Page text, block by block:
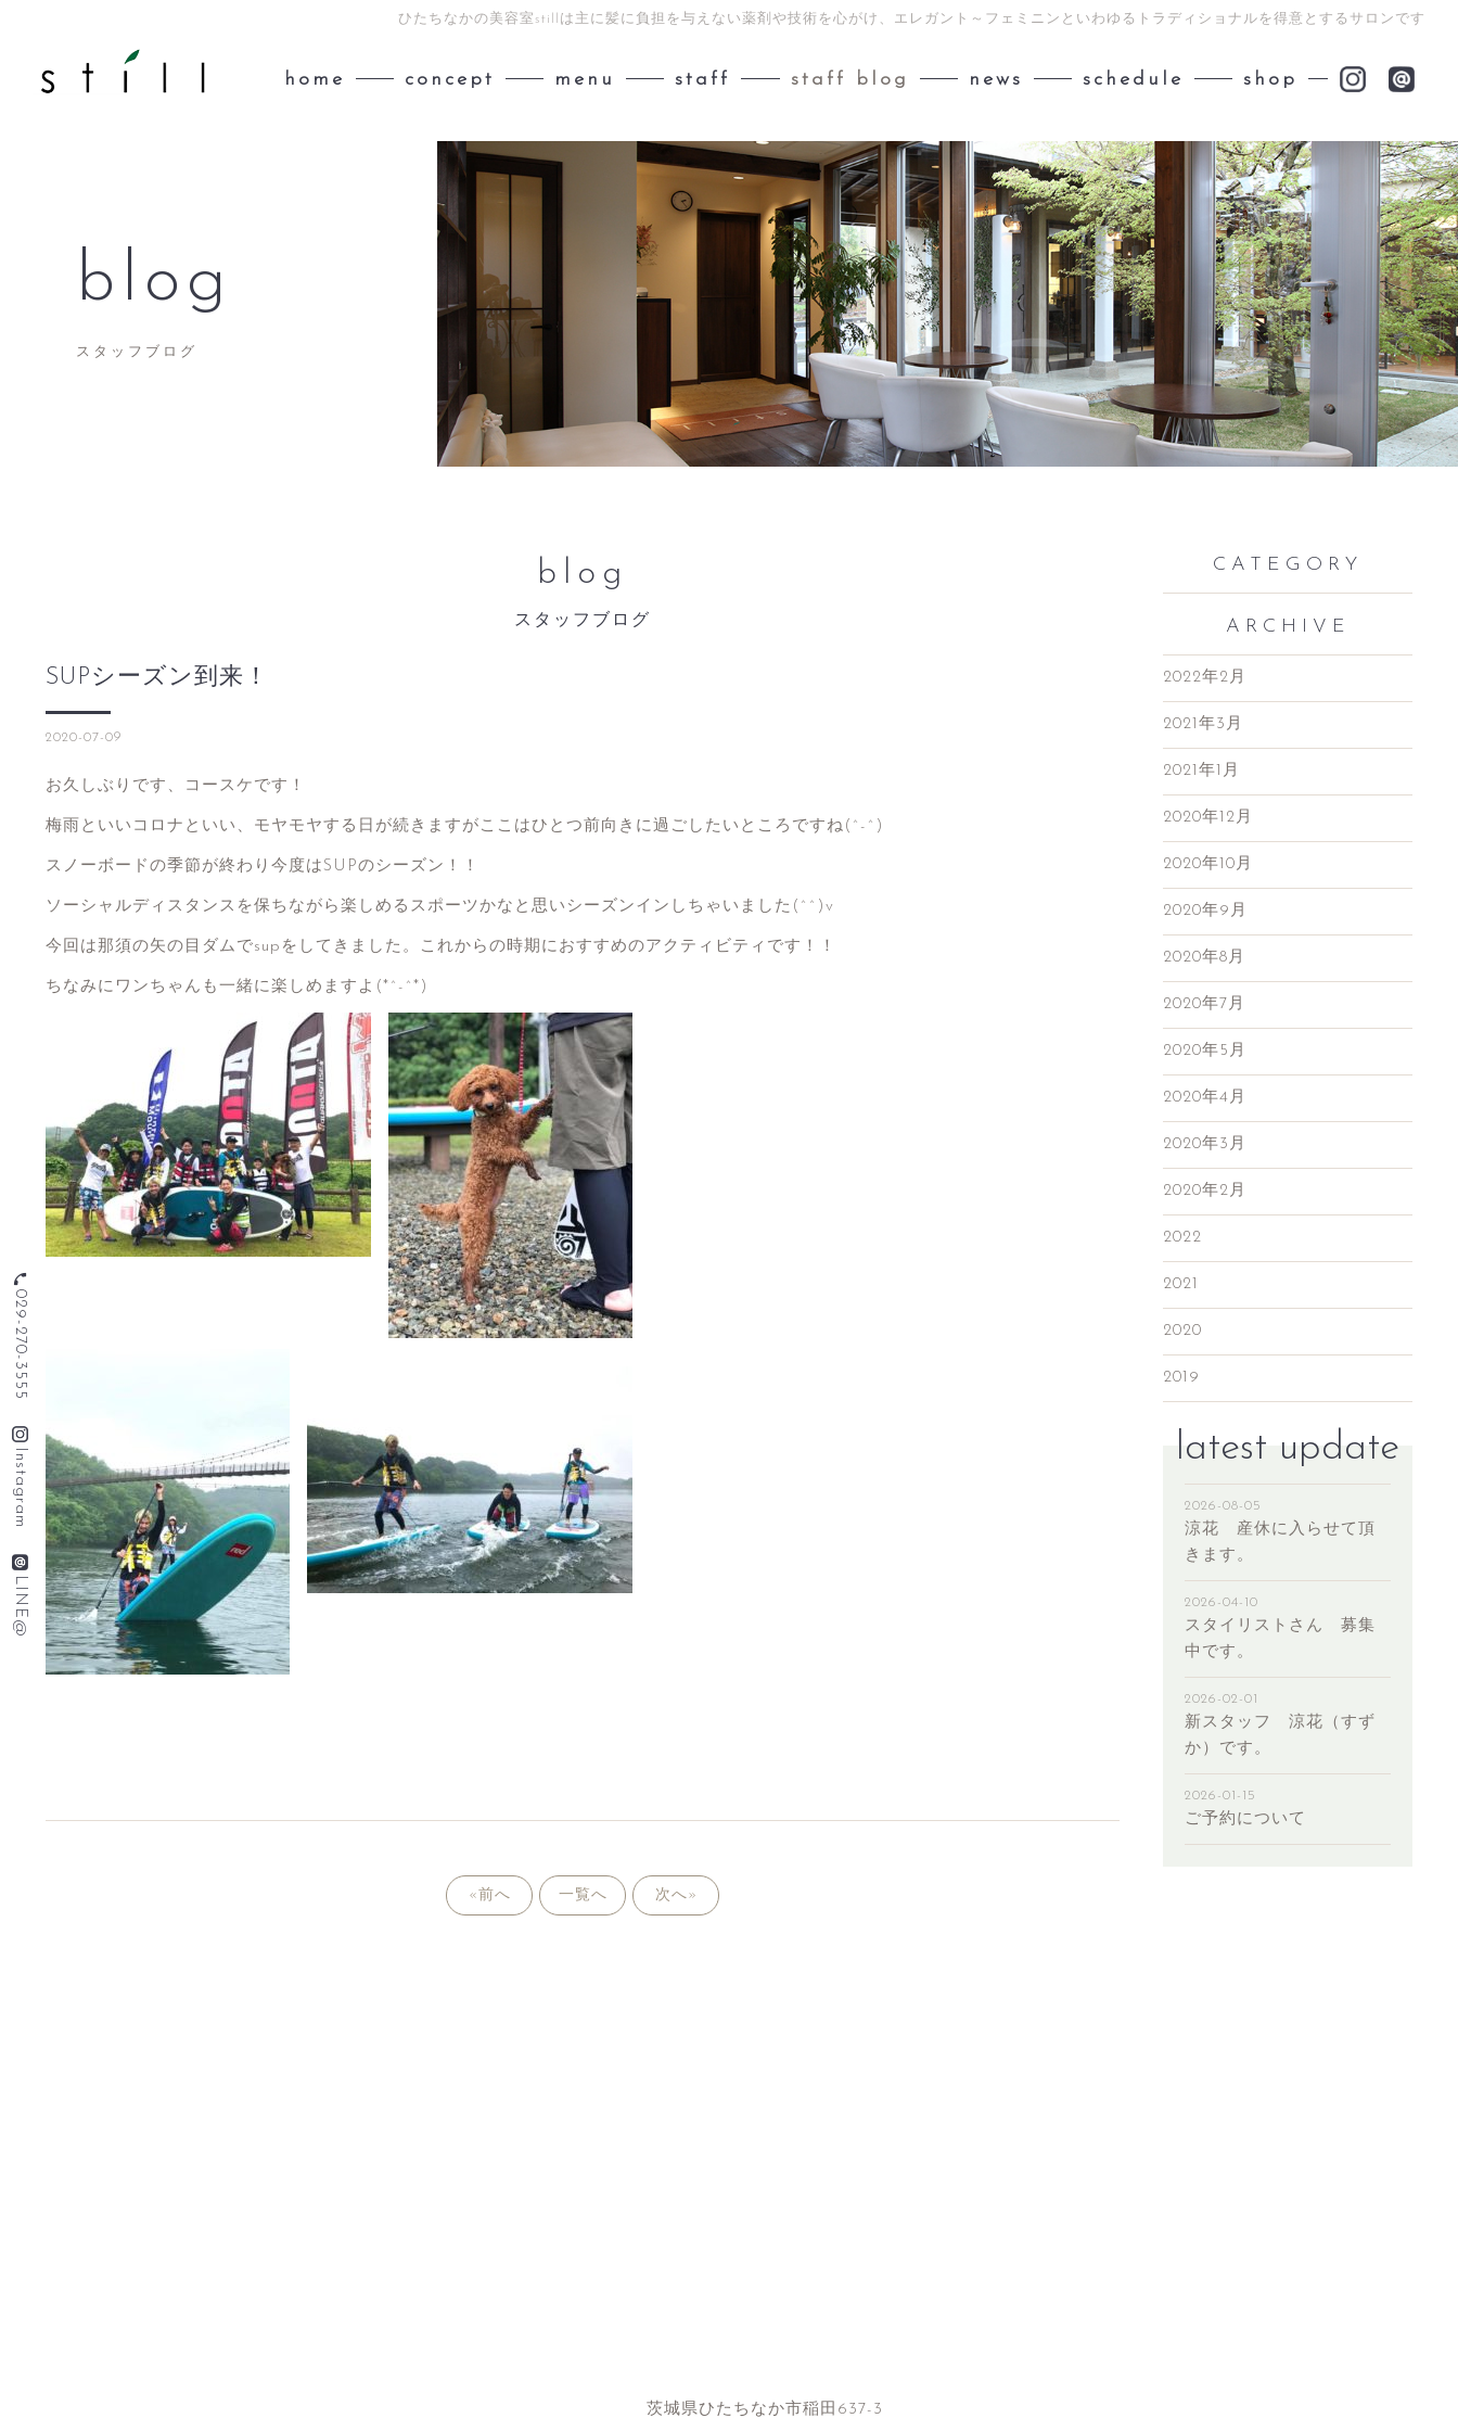
ひたちなかの美容室stillは主に髪に負担を与えない薬剤や技術を心がけ、エレガント～フェミニンといわゆるトラディショナルを得意とするサロンです
home concept menu staff staff blog news schedule shop
blog
スタッフブログ
blog
スタッフブログ
SUPシーズン到来！
2020-07-09
お久しぶりです、コースケです！
梅雨といいコロナといい、モヤモヤする日が続きますがここはひとつ前向きに過ごしたいところですね(^-^)
スノーボードの季節が終わり今度はSUPのシーズン！！
ソーシャルディスタンスを保ちながら楽しめるスポーツかなと思いシーズンインしちゃいました(^^)v
今回は那須の矢の目ダムでsupをしてきました。これからの時期におすすめのアクティビティです！！
ちなみにワンちゃんも一緒に楽しめますよ(*^-^*)
«前へ 一覧へ 次へ»
CATEGORY
ARCHIVE
2022年2月
2021年3月
2021年1月
2020年12月
2020年10月
2020年9月
2020年8月
2020年7月
2020年5月
2020年4月
2020年3月
2020年2月
2022
2021
2020
2019
latest update
2026-08-05
涼花 産休に入らせて頂
きます。
2026-04-10
スタイリストさん 募集
中です。
2026-02-01
新スタッフ 涼花（すず
か）です。
2026-01-15
ご予約について
茨城県ひたちなか市稲田637-3
phone
029-270-3555
Instagram
LINE@